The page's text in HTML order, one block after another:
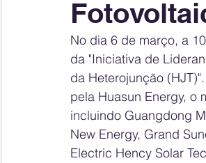
No dia 6 de março, a
da "Iniciativa de
da Heterojunção
pela Huasun Energy, o
incluindo Guangdong
New Energy, Grand
Electric Hency Solar